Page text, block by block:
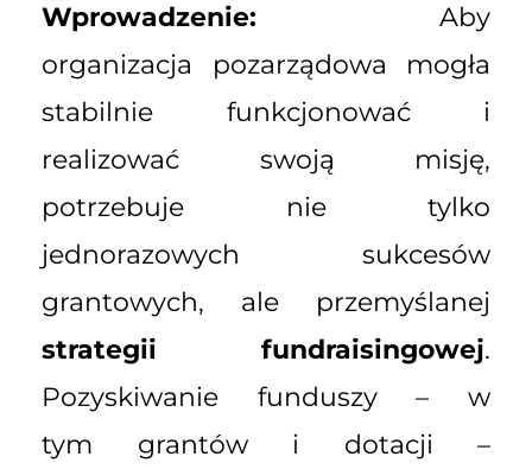
Wprowadzenie: Aby
organizacja pozarządowa mogła
stabilnie funkcjonować i
realizować swoją misję,
potrzebuje nie tylko
jednorazowych sukcesów
grantowych, ale przemyślanej
strategii fundraisingowej.
Pozyskiwanie funduszy – w
tym grantów i dotacji –